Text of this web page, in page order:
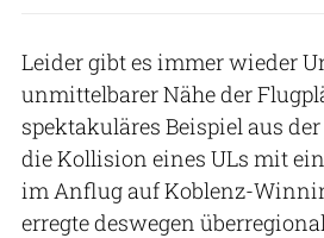
Leider gibt es immer wieder
unmittelbarer Nähe der
spektakuläres Beispiel aus
die Kollision eines ULs mit
im Anflug auf Koblenz-
erregte deswegen